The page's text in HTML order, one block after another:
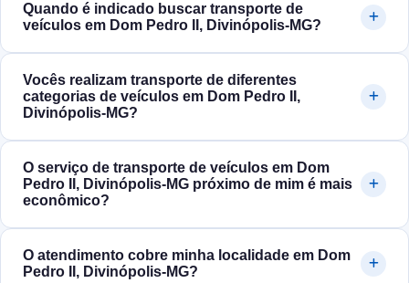
Quando é indicado buscar transporte de
veículos em Dom Pedro II, Divinópolis‑MG?
Vocês realizam transporte de diferentes
categorias de veículos em Dom Pedro II,
Divinópolis‑MG?
O serviço de transporte de veículos em Dom
Pedro II, Divinópolis‑MG próximo de mim é mais
econômico?
O atendimento cobre minha localidade em Dom
Pedro II, Divinópolis‑MG?